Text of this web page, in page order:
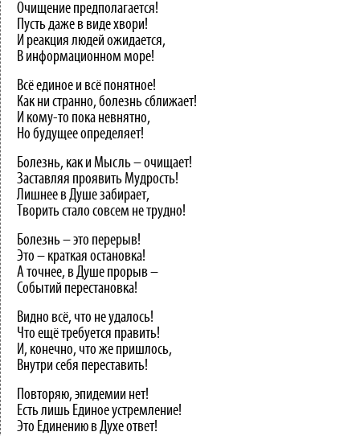
Очищение предполагается!
Пусть даже в виде хвори!
И реакция людей ожидается,
В информационном море!
Всё единое и всё понятное!
Как ни странно, болезнь сближает!
И кому-то пока невнятно,
Но будущее определяет!
Болезнь, как и Мысль – очищает!
Заставляя проявить Мудрость!
Лишнее в Душе забирает,
Творить стало совсем не трудно!
Болезнь – это перерыв!
Это – краткая остановка!
А точнее, в Душе прорыв –
Событий перестановка!
Видно всё, что не удалось!
Что ещё требуется править!
И, конечно, что же пришлось,
Внутри себя переставить!
Повторяю, эпидемии нет!
Есть лишь Единое устремление!
Это Единению в Духе ответ!